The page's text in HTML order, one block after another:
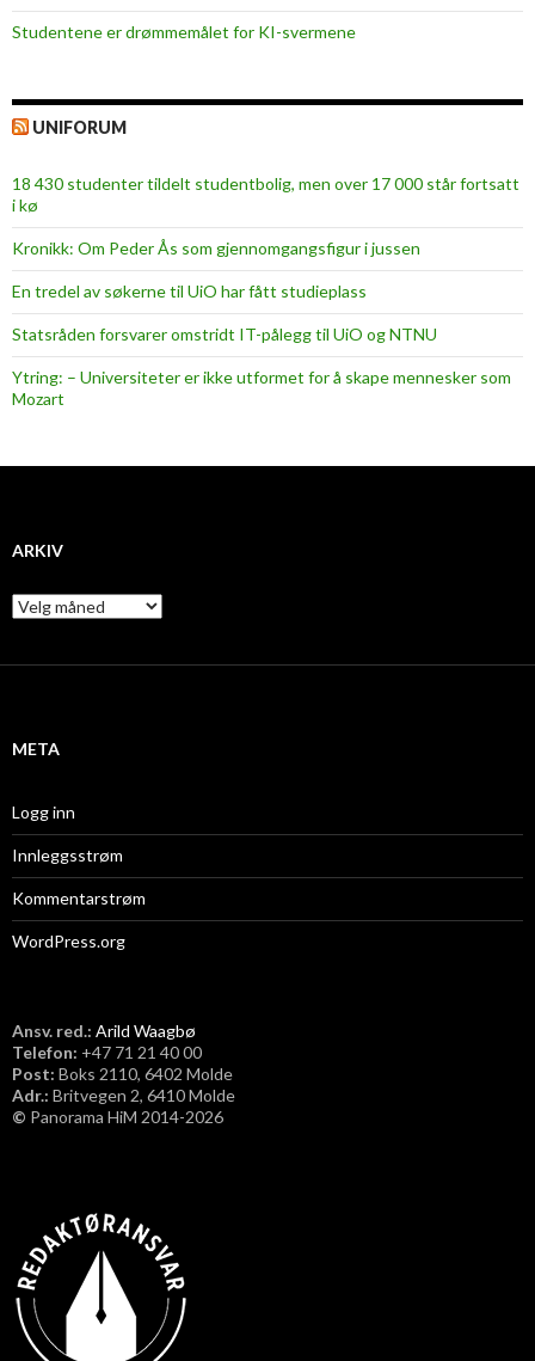
Studentene er drømmemålet for KI-svermene
UNIFORUM
18 430 studenter tildelt studentbolig, men over 17 000 står fortsatt
i kø
Kronikk: Om Peder Ås som gjennomgangsfigur i jussen
En tredel av søkerne til UiO har fått studieplass
Statsråden forsvarer omstridt IT-pålegg til UiO og NTNU
Ytring: – Universiteter er ikke utformet for å skape mennesker som
Mozart
ARKIV
A
r
i
META
Logg inn
Innleggsstrøm
Kommentarstrøm
WordPress.org
Ansv. red.: Arild Waagbø
Telefon: ​+47 71 21 40 00
Post: Boks 2110, 6402 Molde
Adr.: Britvegen 2, 6410 Molde
© Panorama HiM 2014-2026